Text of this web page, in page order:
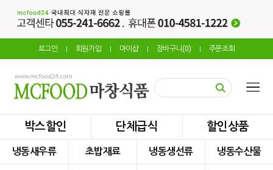
로그인 회원가입 마이샵 장바구니(0) 주문조회
박스할인 단체급식 할인상품
냉동새우류 초밥재료 냉동생선류 냉동수산물